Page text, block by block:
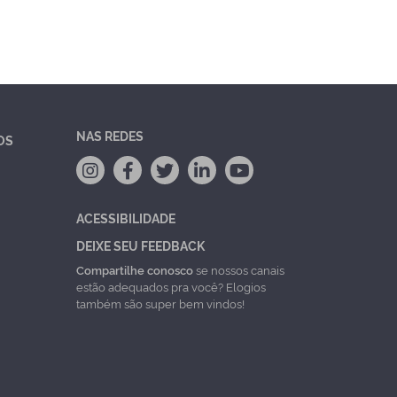
NAS REDES
ACESSIBILIDADE
DEIXE SEU FEEDBACK
Compartilhe conoscose nossos canais
estão adequados pra você? Elogios
também são super bem vindos!